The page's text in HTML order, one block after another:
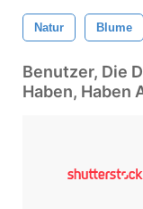
Natur Blume
Benutzer, Die
Haben, Haben